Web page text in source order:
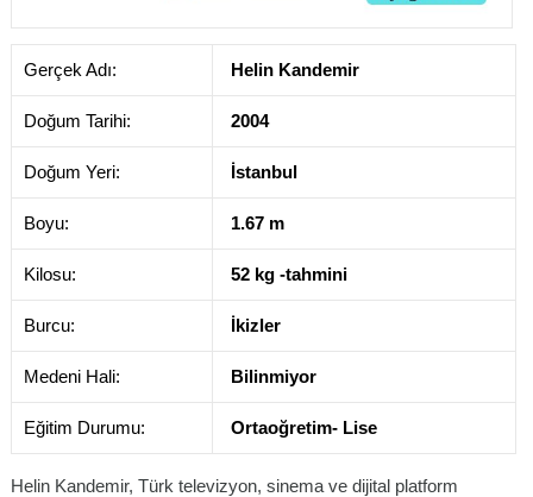
Gerçek Adı: Helin Kandemir
Doğum Tarihi: 2004
Doğum Yeri: İstanbul
Boyu: 1.67 m
Kilosu: 52 kg -tahmini
Burcu: İkizler
Medeni Hali: Bilinmiyor
Eğitim Durumu: Ortaoğretim- Lise
Helin Kandemir, Türk televizyon, sinema ve dijital platform